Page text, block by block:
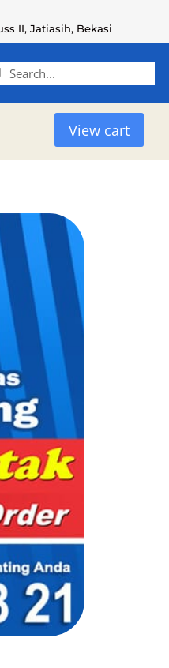
II, Jatiasih, Bekasi
View cart